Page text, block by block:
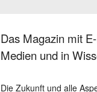
Das Magazin mit
Medien und in
Die Zukunft und alle